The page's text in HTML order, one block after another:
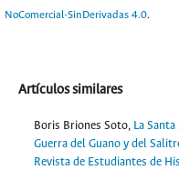
NoComercial-SinDerivadas 4.0.
Artículos similares
Boris Briones Soto, La
Guerra del Guano y del
Revista de Estudiantes de